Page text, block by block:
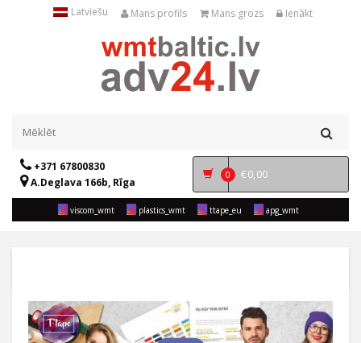
Latviešu Mans profils Mans grozs Ienākt
+371 67800830
A.Deglava 166b, Rīga
0 €0,00
viscom_wmt plastics_wmt ttape_eu apg_wmt